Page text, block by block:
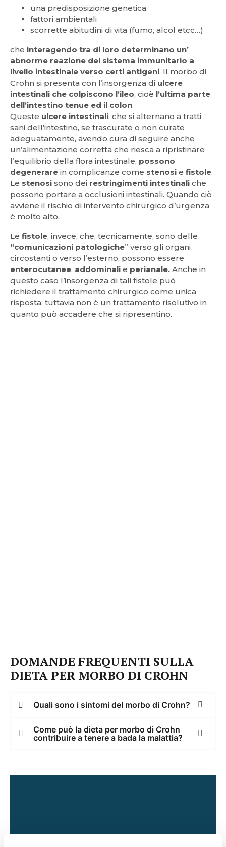
una predisposizione genetica
fattori ambientali
scorrette abitudini di vita (fumo, alcol etcc…)
che interagendo tra di loro determinano un’
abnorme reazione del sistema immunitario a
livello intestinale verso certi antigeni. Il morbo di
Crohn si presenta con l’insorgenza di ulcere
intestinali che colpiscono l’ileo, cioè l’ultima parte
dell’intestino tenue ed il colon.
Queste ulcere intestinali, che si alternano a tratti
sani dell’intestino, se trascurate o non curate
adeguatamente, avendo cura di seguire anche
un’alimentazione corretta che riesca a ripristinare
l’equilibrio della flora intestinale, possono
degenerare in complicanze come stenosi e fistole.
Le stenosi sono dei restringimenti intestinali che
possono portare a occlusioni intestinali. Quando ciò
avviene il rischio di intervento chirurgico d’urgenza
è molto alto.
Le fistole, invece, che, tecnicamente, sono delle
“comunicazioni patologiche” verso gli organi
circostanti o verso l’esterno, possono essere
enterocutanee, addominali e perianale. Anche in
questo caso l’insorgenza di tali fistole può
richiedere il trattamento chirurgico come unica
risposta; tuttavia non è un trattamento risolutivo in
quanto può accadere che si ripresentino.
DOMANDE FREQUENTI SULLA
DIETA PER MORBO DI CROHN
Quali sono i sintomi del morbo di Crohn?
Come può la dieta per morbo di Crohn
contribuire a tenere a bada la malattia?